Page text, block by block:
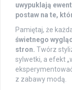
uwypuklają
postaw na te,
Pamiętaj, że
świetnego
stron. Twórz
sylwetki, a efekt
z zabawy modą.